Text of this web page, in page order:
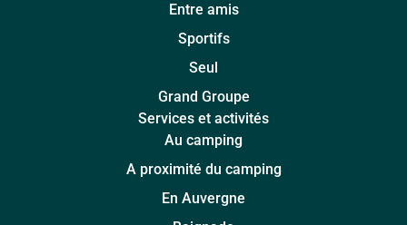
Entre amis
Sportifs
Seul
Grand Groupe
Services et activités
Au camping
A proximité du camping
En Auvergne